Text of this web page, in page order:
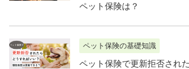
ペット保険は？
ペット保険の基礎知識
ペット保険で更新拒否され